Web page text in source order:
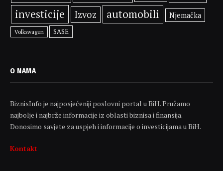
investicije Izvoz automobili Njemačka
Volkswagen SASE
O NAMA
BiznisInfo je najposjećeniji poslovni portal u BiH. Pružamo
najbolje i najbrže informacije iz oblasti biznisa i finansija.
Donosimo savjete za uspjeh i informacije o investicijama u BiH.
Kontakt